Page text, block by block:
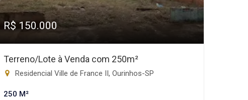
R$ 150.000
Terreno/Lote à Venda com 250m²
Residencial Ville de France II, Ourinhos-SP
250 M²